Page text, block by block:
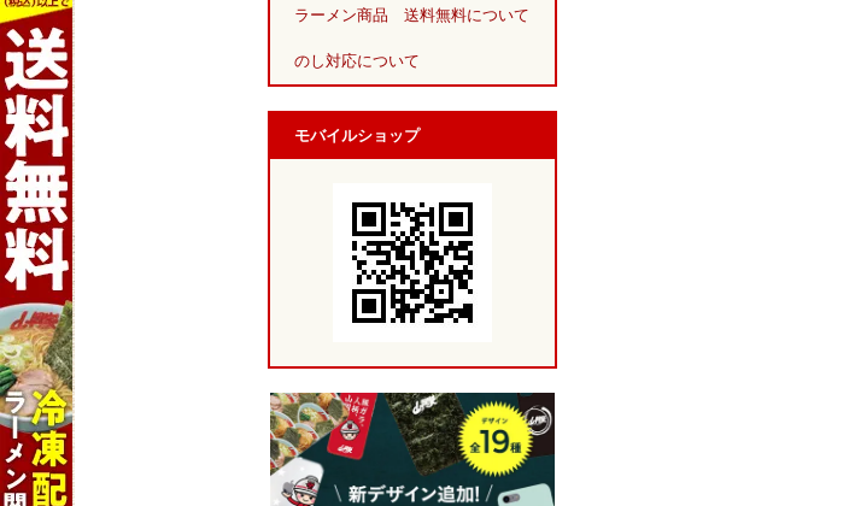
ラーメン商品 送料無料について
のし対応について
モバイルショップ